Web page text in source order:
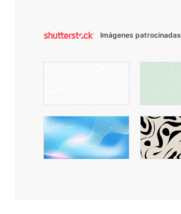
Imágenes patrocinadas